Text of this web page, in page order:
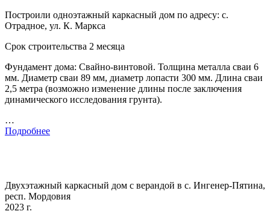
Построили одноэтажный каркасный дом по адресу: с.
Отрадное, ул. К. Маркса
Срок строительства 2 месяца
Фундамент дома: Свайно-винтовой. Толщина металла сваи 6
мм. Диаметр сваи 89 мм, диаметр лопасти 300 мм. Длина сваи
2,5 метра (возможно изменение длины после заключения
динамического исследования грунта).
…
Подробнее
Двухэтажный каркасный дом с верандой в с. Ингенер-Пятина,
респ. Мордовия
2023 г.